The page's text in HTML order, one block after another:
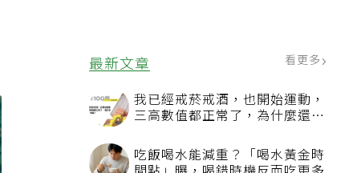
最新文章 看更多
我已經戒菸戒酒，也開始運動，
三高數值都正常了，為什麼還不
吃飯喝水能減重？「喝水黃金時